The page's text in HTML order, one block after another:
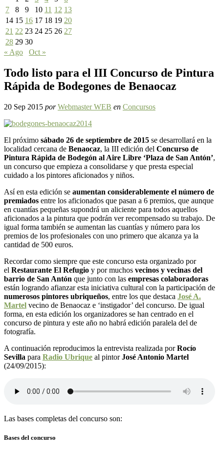
7
8 9 10 11 12 13
14 15 16 17 18 19 20
21 22 23 24 25 26 27
28 29 30
« Ago
Oct »
Todo listo para el III Concurso de Pintura
Rápida de Bodegones de Benaocaz
20 Sep 2015 por Webmaster WEB en Concursos
El próximo sábado 26 de septiembre de 2015 se desarrollará en la
localidad cercana de Benaocaz, la III edición del Concurso de
Pintura Rápida de Bodegón al Aire Libre ‘Plaza de San Antón’,
un concurso que empieza a consolidarse y que presta especial
cuidado a los pintores aficionados y niños.
Así en esta edición se aumentan considerablemente el número de
premiados entre los aficionados que pasan a 6 premios, que aunque
en cuantías pequeñas supondrá un aliciente para todos aquellos
aficionados a la pintura que podrán ver recompensado su trabajo. De
igual forma también se aumentan las cuantías y número para los
premios de los profesionales con uno primero que alcanza ya la
cantidad de 500 euros.
Recordar como siempre que este concurso esta organizado por
el Restaurante El Refugio y por muchos vecinos y vecinas del
barrio de San Antón que junto con las empresas colaboradoras
están logrando afianzar esta iniciativa cultural con la participación de
numerosos pintores ubriqueños, entre los que destaca José A.
Martel vecino de Benaocaz e ‘instigador’ del concurso. De igual
forma, en esta edición los organizadores se han centrado en el
concurso de pintura y este año no habrá edición paralela del de
fotografía.
A continuación reproducimos la entrevista realizada porRocío
Sevilla para Radio Ubrique al pintorJosé Antonio Martel
(24/09/2015):
Las bases completas del concurso son:
Bases del concurso